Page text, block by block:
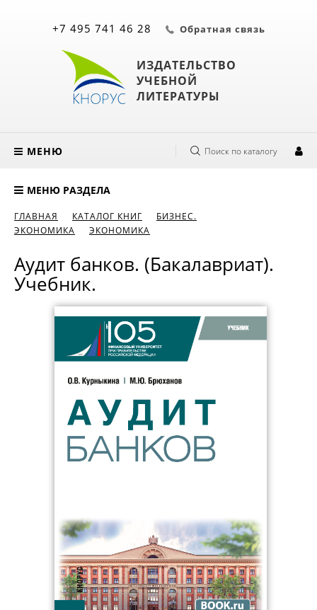
ИЗДАТЕЛЬСТВО
УЧЕБНОЙ
ЛИТЕРАТУРЫ
+7 495 741 46 28 Обратная связь
МЕНЮ Поиск по каталогу
МЕНЮ РАЗДЕЛА
ГЛАВНАЯ КАТАЛОГ КНИГ
БИЗНЕС.
ЭКОНОМИКА
ЭКОНОМИКА
Аудит банков. (Бакалавриат).
Учебник.